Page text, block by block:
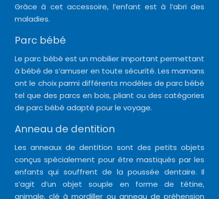
Grâce à cet accessoire, l’enfant est à l’abri des
maladies.
Parc bébé
Le parc bébé est un mobilier important permettant
à bébé de s’amuser en toute sécurité. Les mamans
ont le choix parmi différents modèles de parc bébé
tel que des parcs en bois, pliant ou des catégories
de parc bébé adapté pour le voyage.
Anneau de dentition
Les anneaux de dentition sont des petits objets
conçus spécialement pour être mastiqués par les
enfants qui souffrent de la poussée dentaire. Il
s’agit d’un objet souple en forme de tétine,
animale, clé à mordiller ou anneau de préhension